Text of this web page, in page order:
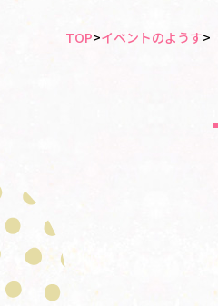
TOP>イベントのようす>